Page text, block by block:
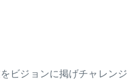
ビジョンに掲げチャレンジ